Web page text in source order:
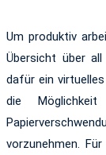
Um produktiv
Übersicht über
dafür ein
die
vorzunehmen.